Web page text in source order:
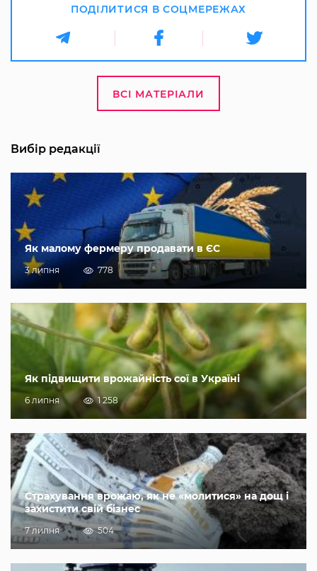
ПОДІЛИТИСЯ В СОЦМЕРЕЖАХ
ВСІ МАТЕРІАЛИ
Вибір редакції
Як малому фермеру продавати в ЄС
3 липня 778
Як підвищити врожайність сої в Україні
6 липня 1 258
Страхування врожаю, як не «молитися» на дощ і
захистити свій бізнес
7 липня 504